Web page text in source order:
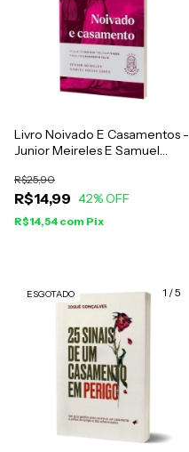
Livro Noivado E Casamentos -
Junior Meireles E Samuel
R$14,99
R$25,90
42% OFF
R$14,54 com Pix
1 /5
ESGOTADO